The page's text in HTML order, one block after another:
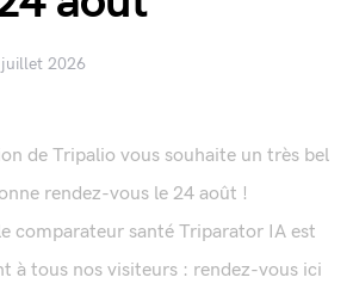
2026
de Tripalio vous souhaite un très bel
rendez-vous le 24 août !
comparateur santé Triparator IA est
à tous nos visiteurs : rendez-vous ici